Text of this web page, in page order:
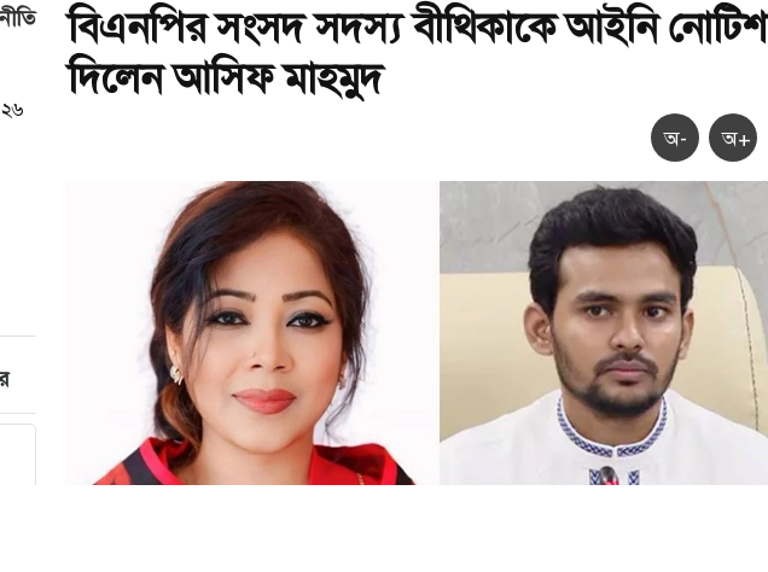
বিএনপির সংসদ সদস্য বীথিকাকে আইনি নোটিশ
দিলেন আসিফ মাহমুদ
অ- অ+